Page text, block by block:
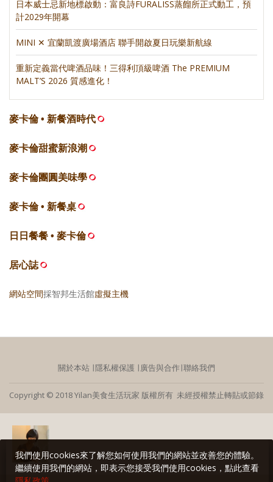
日本威士忌新地標啟動：富良詩FURALISS蒸餾所正式動工，預
計2029年開幕
MINI ✕ 宜蘭凱渡廣場酒店 聯手開啟夏日玩樂新航線
重新定義當代啤酒品味！三得利頂級啤酒 The PREMIUM
MALT’S 2026 質感進化！
麥卡倫 • 新餐酒時代
麥卡倫甜蜜新浪潮
麥卡倫團圓美味學
麥卡倫 • 新餐桌
日日餐餐 • 麥卡倫
居心誌
網站空間採智邦生活館虛擬主機
關於本站 ∣隱私權保護 ∣廣告與合作∣聯絡我們
Copyright © 2018 Yilan美食生活玩家 版權所有 未經授權禁止轉貼或節錄
我們使用cookies來了解您如何使用我們的網站並改善您的體驗。
繼續使用我們的網站，即表示您接受我們使用cookies，點此查看